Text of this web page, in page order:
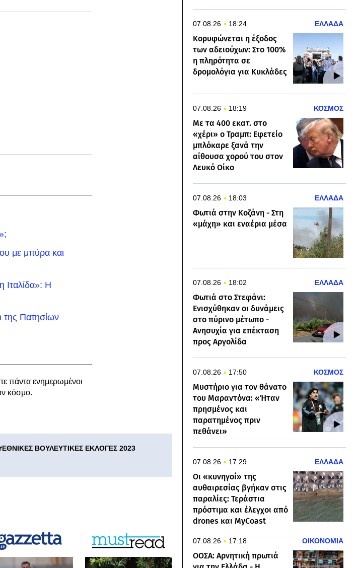
με μπύρα και
Ιταλίδα»: Η
Πατησίων
πάντα ενημερωμένοι
κόσμο.
ΕΘΝΙΚΕΣ ΒΟΥΛΕΥΤΙΚΕΣ ΕΚΛΟΓΕΣ 2023
07.08.26 18:24 ΕΛΛΑΔΑ
Κορυφώνεται η έξοδος
των αδειούχων: Στο 100%
η πληρότητα σε
δρομολόγια για Κυκλάδες
07.08.26 18:19 ΚΟΣΜΟΣ
Με τα 400 εκατ. στο
«χέρι» ο Τραμπ: Εφετείο
μπλόκαρε ξανά την
αίθουσα χορού του στον
Λευκό Οίκο
07.08.26 18:03 ΕΛΛΑΔΑ
Φωτιά στην Κοζάνη - Στη
«μάχη» και εναέρια μέσα
07.08.26 18:02 ΕΛΛΑΔΑ
Φωτιά στο Στεφάνι:
Ενισχύθηκαν οι δυνάμεις
στο πύρινο μέτωπο -
Ανησυχία για επέκταση
προς Αργολίδα
07.08.26 17:50 ΚΟΣΜΟΣ
Μυστήριο για τον θάνατο
του Μαραντόνα: «Ήταν
πρησμένος και
παρατημένος πριν
πεθάνει»
07.08.26 17:29 ΕΛΛΑΔΑ
Οι «κυνηγοί» της
αυθαιρεσίας βγήκαν στις
παραλίες: Τεράστια
πρόστιμα και έλεγχοι από
drones και MyCoast
07.08.26 17:18 ΟΙΚΟΝΟΜΙΑ
ΟΟΣΑ: Αρνητική πρωτιά